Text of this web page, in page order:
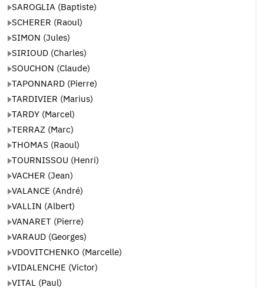
SAROGLIA (Baptiste)
SCHERER (Raoul)
SIMON (Jules)
SIRIOUD (Charles)
SOUCHON (Claude)
TAPONNARD (Pierre)
TARDIVIER (Marius)
TARDY (Marcel)
TERRAZ (Marc)
THOMAS (Raoul)
TOURNISSOU (Henri)
VACHER (Jean)
VALANCE (André)
VALLIN (Albert)
VANARET (Pierre)
VARAUD (Georges)
VDOVITCHENKO (Marcelle)
VIDALENCHE (Victor)
VITAL (Paul)